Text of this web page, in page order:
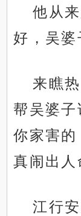
他从
好，吴婆
来瞧
帮吴婆子
你家害的
真闹出人
江行